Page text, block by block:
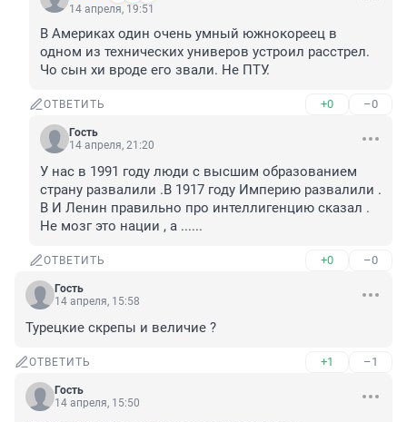
14 апреля, 19:51
В Америках один очень умный южнокореец в
одном из технических универов устроил расстрел.
Чо сын хи вроде его звали. Не ПТУ.
ОТВЕТИТЬ +0 –0
Гость
14 апреля, 21:20
У нас в 1991 году люди с высшим образованием
страну развалили .В 1917 году Империю развалили .
В И Ленин правильно про интеллигенцию сказал .
Не мозг это нации , а ......
ОТВЕТИТЬ +0 –0
Гость
14 апреля, 15:58
Турецкие скрепы и величие ?
ОТВЕТИТЬ +1 –1
Гость
14 апреля, 15:50